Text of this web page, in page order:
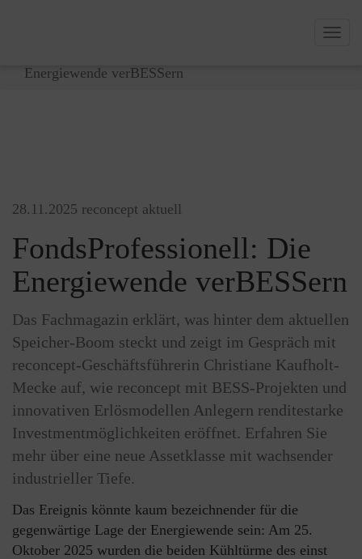
Energiewende verBESSern
28.11.2025 reconcept aktuell
FondsProfessionell: Die
Energiewende verBESSern
Das Fachmagazin erklärt, was hinter dem aktuellen
Speicher-Boom steckt und zeigt im Gespräch mit
reconcept-Geschäftsführerin Christiane Kaufholt-
Mecke auf, wie reconcept mit BESS-Projekten und
innovativen Erlösmodellen Anlegern renditestarke
Investmentmöglichkeiten eröffnet. Erfahren Sie
mehr über eine neue Assetklasse mit wachsender
industrieller Tiefe.
Das Ereignis könnte kaum bezeichnender für die
gegenwärtige Lage der Energiewende sein: Am 25.
Oktober 2025 wurden die beiden Kühltürme des einst